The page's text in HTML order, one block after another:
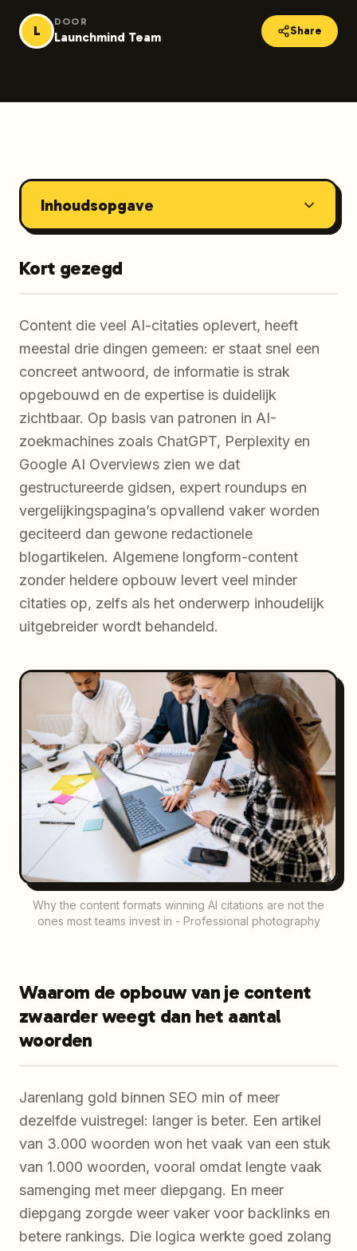
L
DOOR
Launchmind Team Share
Inhoudsopgave
Kort gezegd
Content die veel AI-citaties oplevert, heeft
meestal drie dingen gemeen: er staat snel een
concreet antwoord, de informatie is strak
opgebouwd en de expertise is duidelijk
zichtbaar. Op basis van patronen in AI-
zoekmachines zoals ChatGPT, Perplexity en
Google AI Overviews zien we dat
gestructureerde gidsen, expert roundups en
vergelijkingspagina’s opvallend vaker worden
geciteerd dan gewone redactionele
blogartikelen. Algemene longform-content
zonder heldere opbouw levert veel minder
citaties op, zelfs als het onderwerp inhoudelijk
uitgebreider wordt behandeld.
Why the content formats winning AI citations are not the
ones most teams invest in - Professional photography
Waarom de opbouw van je content
zwaarder weegt dan het aantal
woorden
Jarenlang gold binnen SEO min of meer
dezelfde vuistregel: langer is beter. Een artikel
van 3.000 woorden won het vaak van een stuk
van 1.000 woorden, vooral omdat lengte vaak
samenging met meer diepgang. En meer
diepgang zorgde weer vaker voor backlinks en
betere rankings. Die logica werkte goed zolang